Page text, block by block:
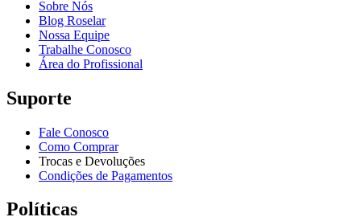
Sobre Nós
Blog Roselar
Nossa Equipe
Trabalhe Conosco
Área do Profissional
Suporte
Fale Conosco
Como Comprar
Trocas e Devoluções
Condições de Pagamentos
Políticas